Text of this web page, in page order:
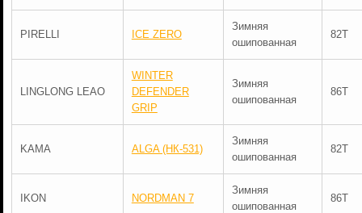
PIRELLI ICE ZERO
Зимняя
ошипованная
82T
LINGLONG LEAO
WINTER
DEFENDER
GRIP
Зимняя
ошипованная
86T
KAMA ALGA (НК-531)
Зимняя
ошипованная
82T
IKON NORDMAN 7
Зимняя
ошипованная
86T